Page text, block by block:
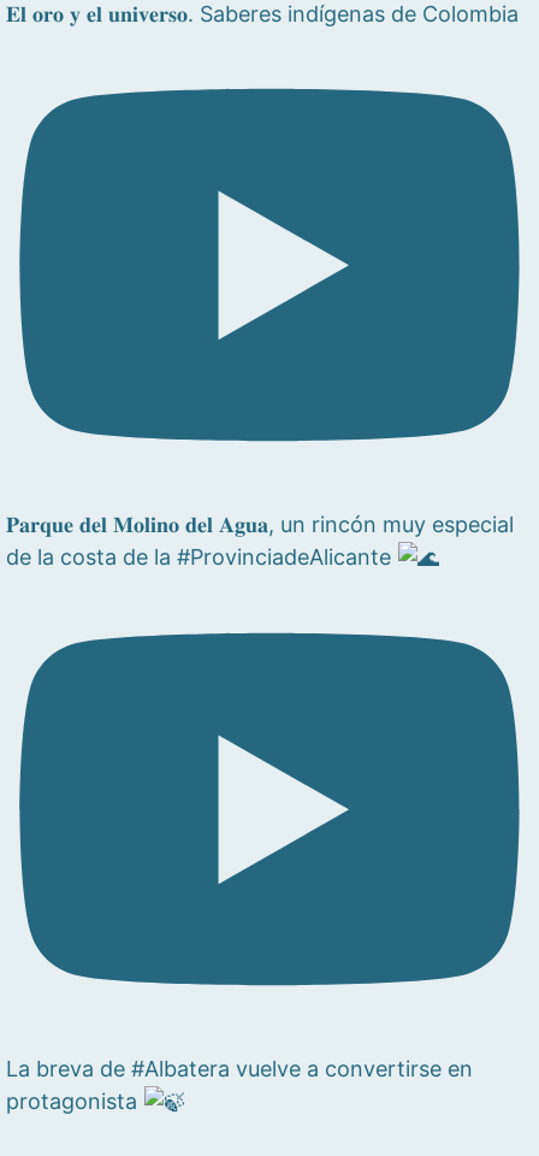
𝐄𝐥 𝐨𝐫𝐨 𝐲 𝐞𝐥 𝐮𝐧𝐢𝐯𝐞𝐫𝐬𝐨. Saberes indígenas de Colombia
𝐏𝐚𝐫𝐪𝐮𝐞 𝐝𝐞𝐥 𝐌𝐨𝐥𝐢𝐧𝐨 𝐝𝐞𝐥 𝐀𝐠𝐮𝐚, un rincón muy especial
de la costa de la #ProvinciadeAlicante
La breva de #Albatera vuelve a convertirse en
protagonista